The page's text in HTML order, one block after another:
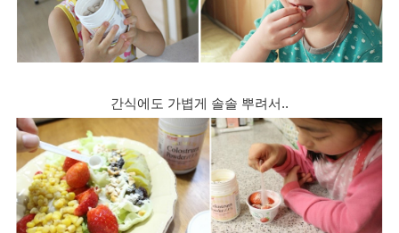
간식에도 가볍게 솔솔 뿌려서..